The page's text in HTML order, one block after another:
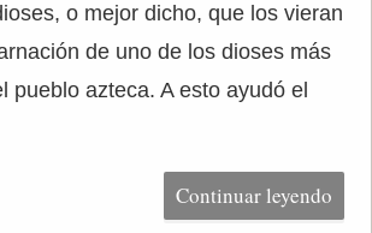
o mejor dicho, que los vieran
de uno de los dioses más
pueblo azteca. A esto ayudó el
Continuar leyendo